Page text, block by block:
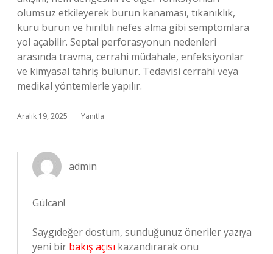
olumsuz etkileyerek burun kanaması, tıkanıklık,
kuru burun ve hırıltılı nefes alma gibi semptomlara
yol açabilir. Septal perforasyonun nedenleri
arasında travma, cerrahi müdahale, enfeksiyonlar
ve kimyasal tahriş bulunur. Tedavisi cerrahi veya
medikal yöntemlerle yapılır.
Aralık 19, 2025 Yanıtla
admin
Gülcan!
Saygıdeğer dostum, sunduğunuz öneriler yazıya
yeni bir bakış açısı kazandırarak onu